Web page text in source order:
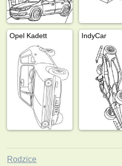
Opel Kadett IndyCar
Rodzice